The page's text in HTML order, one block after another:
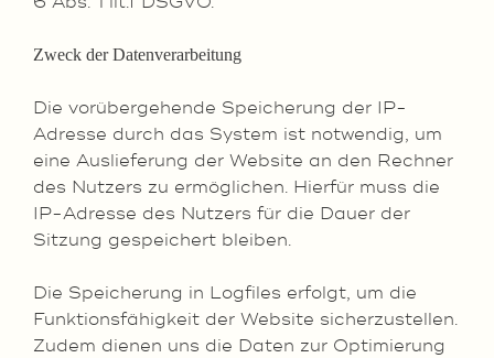
Zweck der Datenverarbeitung
Die vorübergehende Speicherung der IP-
Adresse durch das System ist notwendig, um
eine Auslieferung der Website an den Rechner
des Nutzers zu ermöglichen. Hierfür muss die
IP-Adresse des Nutzers für die Dauer der
Sitzung gespeichert bleiben.
Die Speicherung in Logfiles erfolgt, um die
Funktionsfähigkeit der Website sicherzustellen.
Zudem dienen uns die Daten zur Optimierung